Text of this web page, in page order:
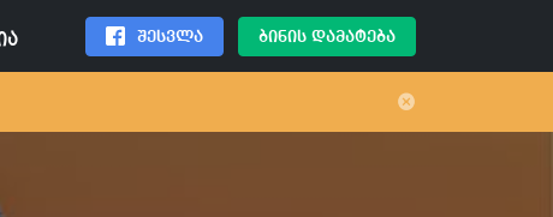
შესვლა ბინის დამატება